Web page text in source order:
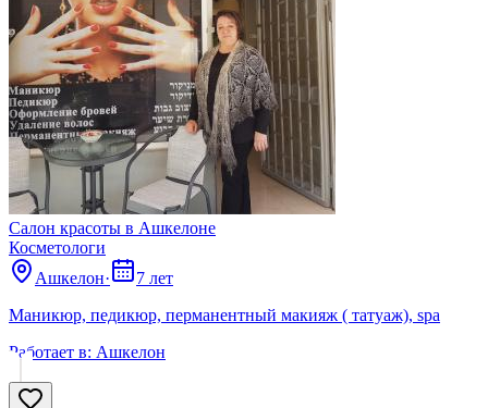
Салон красоты в Ашкелоне
Косметологи
Ашкелон·
7 лет
Маникюр, педикюр, перманентный макияж ( татуаж), spa
Работает в: Ашкелон